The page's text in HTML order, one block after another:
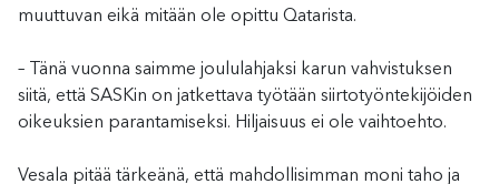
muuttuvan eikä mitään ole opittu Qatarista.
– Tänä vuonna saimme joululahjaksi karun vahvistuksen
siitä, että SASKin on jatkettava työtään siirtotyöntekijöiden
oikeuksien parantamiseksi. Hiljaisuus ei ole vaihtoehto.
Vesala pitää tärkeänä, että mahdollisimman moni taho ja